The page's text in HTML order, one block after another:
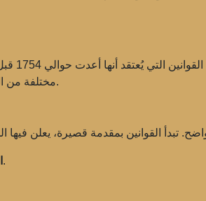
مختلفة من الحياة: من القوانين الجنائية والمدنية إلى العلاقات التجارية والأسئلة العائلية.
أحكام بالمعاقبة على الجرائم مثل السرقة والقتل والغش.